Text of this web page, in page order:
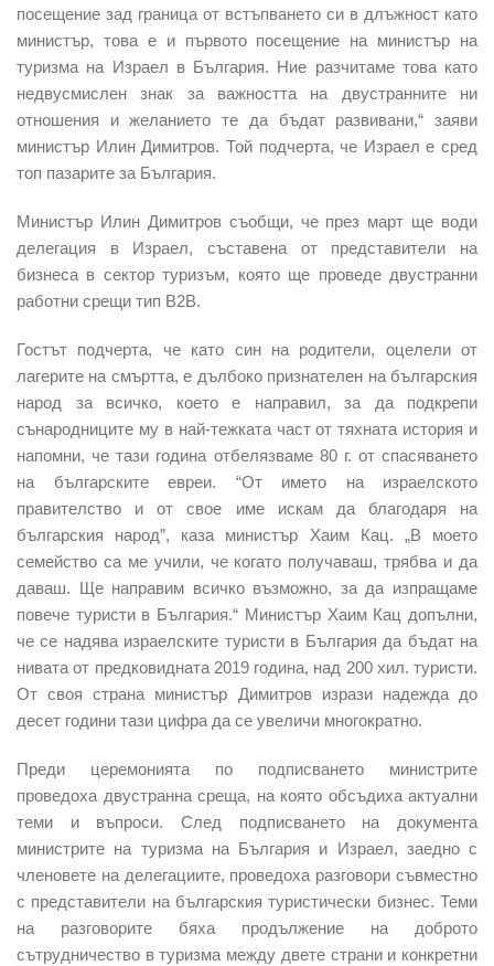
посещение зад граница от встъпването си в длъжност като
министър, това е и първото посещение на министър на
туризма на Израел в България. Ние разчитаме това като
недвусмислен знак за важността на двустранните ни
отношения и желанието те да бъдат развивани,“ заяви
министър Илин Димитров. Той подчерта, че Израел е сред
топ пазарите за България.
Министър Илин Димитров съобщи, че през март ще води
делегация в Израел, съставена от представители на
бизнеса в сектор туризъм, която ще проведе двустранни
работни срещи тип B2B.
Гостът подчерта, че като син на родители, оцелели от
лагерите на смъртта, е дълбоко признателен на българския
народ за всичко, което е направил, за да подкрепи
сънародниците му в най-тежката част от тяхната история и
напомни, че тази година отбелязваме 80 г. от спасяването
на българските евреи. “От името на израелското
правителство и от свое име искам да благодаря на
българския народ”, каза министър Хаим Кац. „В моето
семейство са ме учили, че когато получаваш, трябва и да
даваш. Ще направим всичко възможно, за да изпращаме
повече туристи в България.“ Министър Хаим Кац допълни,
че се надява израелските туристи в България да бъдат на
нивата от предковидната 2019 година, над 200 хил. туристи.
От своя страна министър Димитров изрази надежда до
десет години тази цифра да се увеличи многократно.
Преди церемонията по подписването министрите
проведоха двустранна среща, на която обсъдиха актуални
теми и въпроси. След подписването на документа
министрите на туризма на България и Израел, заедно с
членовете на делегациите, проведоха разговори съвместно
с представители на българския туристически бизнес. Теми
на разговорите бяха продължение на доброто
сътрудничество в туризма между двете страни и конкретни